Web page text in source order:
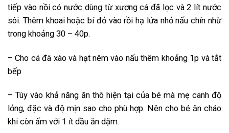
tiếp vào nồi có nước dùng từ xương cá đã lọc và 2 lít nước
sôi. Thêm khoai hoặc bí đỏ vào rồi hạ lửa nhỏ nấu chín nhừ
trong khoảng 30 – 40p.
– Cho cá đã xào và hạt nêm vào nấu thêm khoảng 1p và tắt
bếp
– Tùy vào khả năng ăn thô hiện tại của bé mà mẹ canh độ
lỏng, đặc và độ mịn sao cho phù hợp. Nên cho bé ăn cháo
khi còn ấm với 1 ít dầu ăn dặm.